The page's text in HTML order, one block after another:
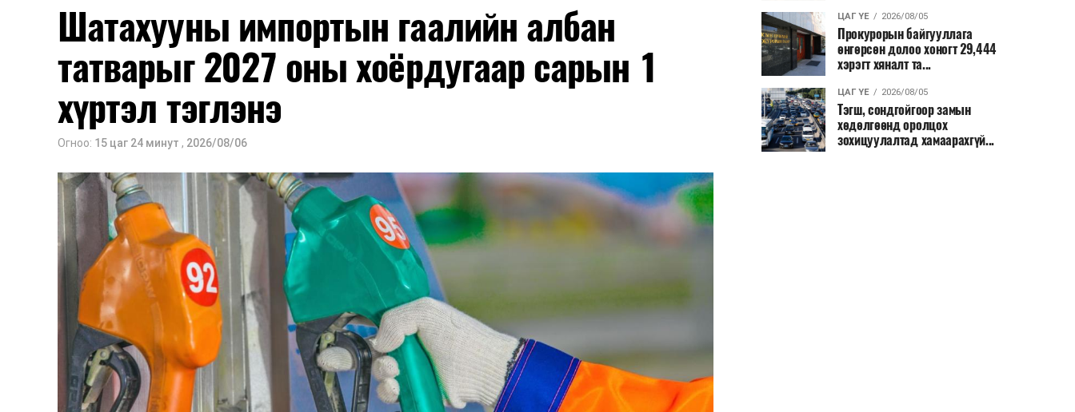
Шатахууны импортын гаалийн албан
татварыг 2027 оны хоёрдугаар сарын 1
хүртэл тэглэнэ
Огноо: 15 цаг 24 минут , 2026/08/06
ЦАГ ҮЕ 2026/08/05
Прокурорын байгууллага
өнгөрсөн долоо хоногт 29,444
хэрэгт хяналт та...
ЦАГ ҮЕ 2026/08/05
Тэгш, сондгойгоор замын
хөдөлгөөнд оролцох
зохицуулалтад хамаарахгүй...